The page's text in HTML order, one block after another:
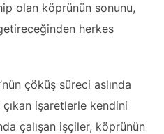
olan köprünün sonunu,
herkes
çöküş süreci aslında
işaretlerle kendini
çalışan işçiler, köprünün